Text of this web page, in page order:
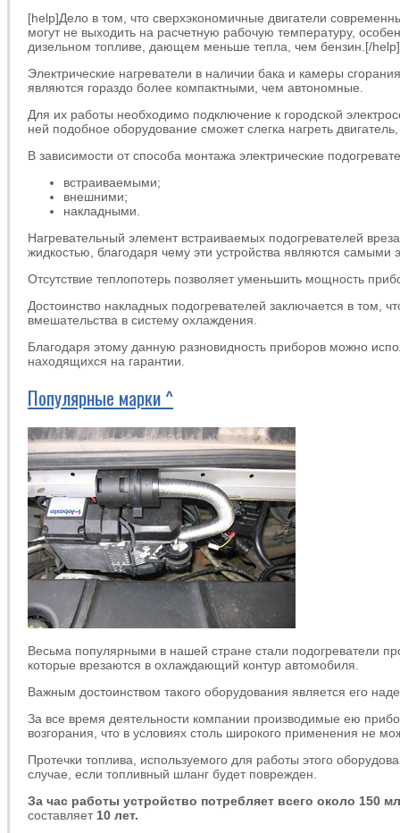
[help]Дело в том, что сверхэкономичные двигатели
могут не выходить на расчетную рабочую температуру,
дизельном топливе, дающем меньше тепла, чем бензин.[/help]
Электрические нагреватели в наличии бака и камеры
являются гораздо более компактными, чем автономные.
Для их работы необходимо подключение к городской
ней подобное оборудование сможет слегка нагреть
В зависимости от способа монтажа электрические
встраиваемыми;
внешними;
накладными.
Нагревательный элемент встраиваемых подогревателей
жидкостью, благодаря чему эти устройства являются
Отсутствие теплопотерь позволяет уменьшить мощность
Достоинство накладных подогревателей заключается в том,
вмешательства в систему охлаждения.
Благодаря этому данную разновидность приборов можно
находящихся на гарантии.
Популярные марки ^
Весьма популярными в нашей стране стали подогреватели
которые врезаются в охлаждающий контур автомобиля.
Важным достоинством такого оборудования является его
За все время деятельности компании производимые ею
возгорания, что в условиях столь широкого применения не
Протечки топлива, используемого для работы этого
случае, если топливный шланг будет поврежден.
За час работы устройство потребляет всего около 150
составляет 10 лет.